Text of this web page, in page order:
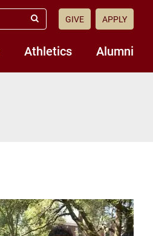
Athletics Alumni
Submit
GIVE APPLY